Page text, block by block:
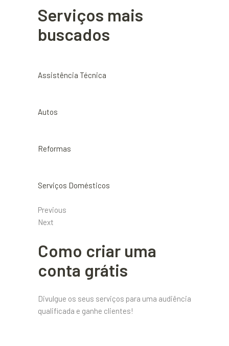
Serviços mais
buscados
Assistência Técnica
Autos
Reformas
Serviços Domésticos
Previous
Next
Como criar uma
conta grátis
Divulgue os seus serviços para uma audiência
qualificada e ganhe clientes!